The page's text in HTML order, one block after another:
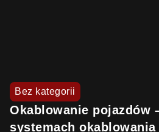
Bez kategorii
Okablowanie pojazdów
systemach